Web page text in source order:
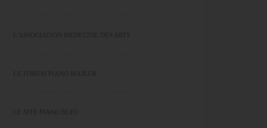
L'ASSOCIATION MÉDECINE DES ARTS
LE FORUM PIANO MAJEUR
LE SITE PIANO BLEU